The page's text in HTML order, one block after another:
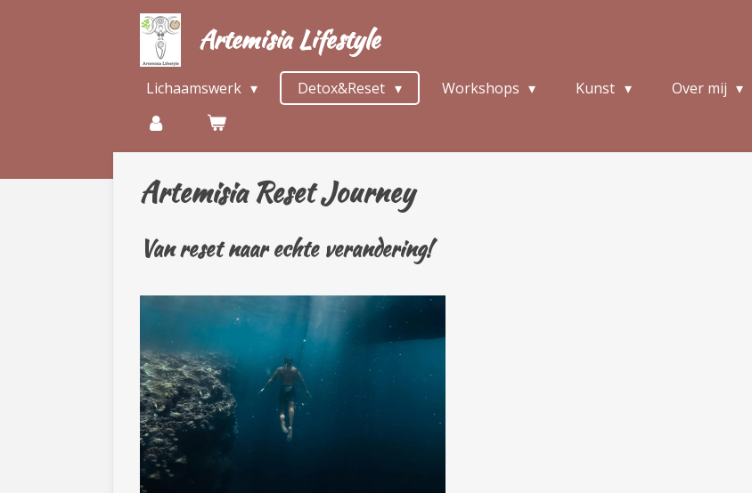
Artemisia Lifestyle
Lichaamswerk Detox&Reset Workshops Kunst Over mij
ArtemisiaReset Journey
Van reset naar echte verandering!